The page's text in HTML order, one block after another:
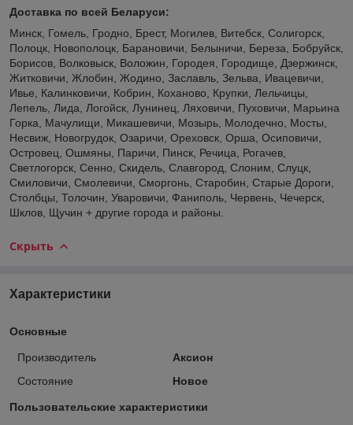
Доставка по всей Беларуси:
Минск, Гомель, Гродно, Брест, Могилев, Витебск, Солигорск,
Полоцк, Новополоцк, Барановичи, Белыничи, Береза, Бобруйск,
Борисов, Волковыск, Воложин, Городея, Городище, Дзержинск,
Житковичи, Жлобин, Жодино, Заславль, Зельва, Ивацевичи,
Ивье, Калинковичи, Кобрин, Коханово, Крупки, Лельчицы,
Лепель, Лида, Логойск, Лунинец, Ляховичи, Пуховичи, Марьина
Горка, Мачулищи, Микашевичи, Мозырь, Молодечно, Мосты,
Несвиж, Новогрудок, Озаричи, Ореховск, Орша, Осиповичи,
Островец, Ошмяны, Паричи, Пинск, Речица, Рогачев,
Светлогорск, Сенно, Скидель, Славгород, Слоним, Слуцк,
Смиловичи, Смолевичи, Сморгонь, Старобин, Старые Дороги,
Столбцы, Толочин, Уваровичи, Фаниполь, Червень, Чечерск,
Шклов, Щучин + другие города и районы.
Скрыть
Характеристики
Основные
Производитель
Аксион
Состояние
Новое
Пользовательские характеристики